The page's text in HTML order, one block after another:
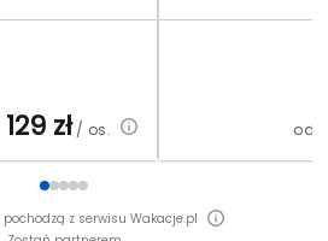
zł/ os. od
pochodzą z serwisu Wakacje.pl